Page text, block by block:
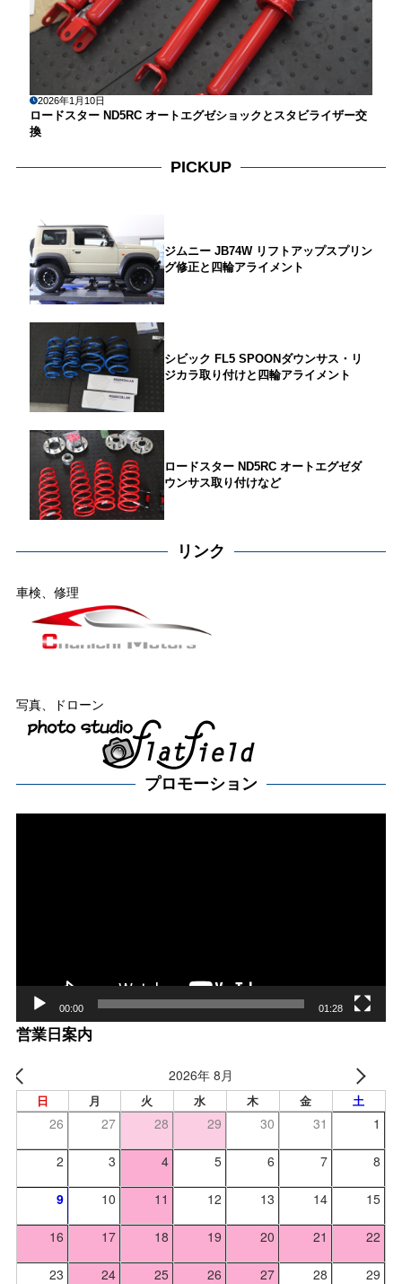
2026年1月10日
ロードスター ND5RC オートエグゼショックとスタビライザー交
換
PICKUP
ジムニー JB74W リフトアップスプリン
グ修正と四輪アライメント
シビック FL5 SPOONダウンサス・リ
ジカラ取り付けと四輪アライメント
ロードスター ND5RC オートエグゼダ
ウンサス取り付けなど
リンク
車検、修理
写真、ドローン
プロモーション
00:00 01:28
営業日案内
2026年 8月
日 月 火 水 木 金 土
26 27 28 29 30 31 1
2 3 4 5 6 7 8
9 10 11 12 13 14 15
16 17 18 19 20 21 22
23 24 25 26 27 28 29